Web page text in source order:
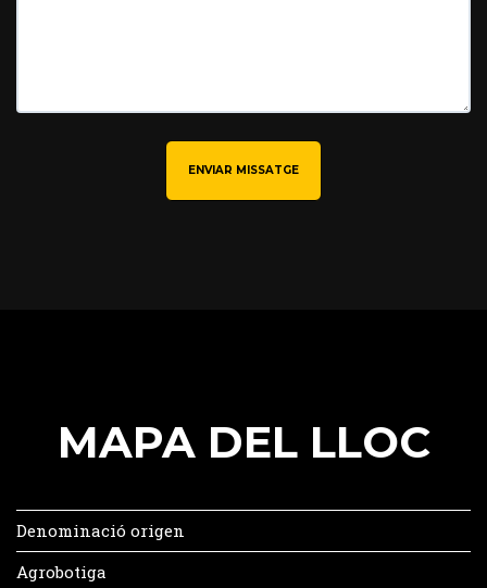
ENVIAR MISSATGE
MAPA DEL LLOC
Denominació origen
Agrobotiga